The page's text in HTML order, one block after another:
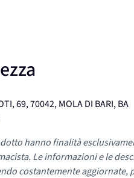
69, 70042, MOLA DI BARI, BA
hanno finalità
Le informazioni e le
costantemente